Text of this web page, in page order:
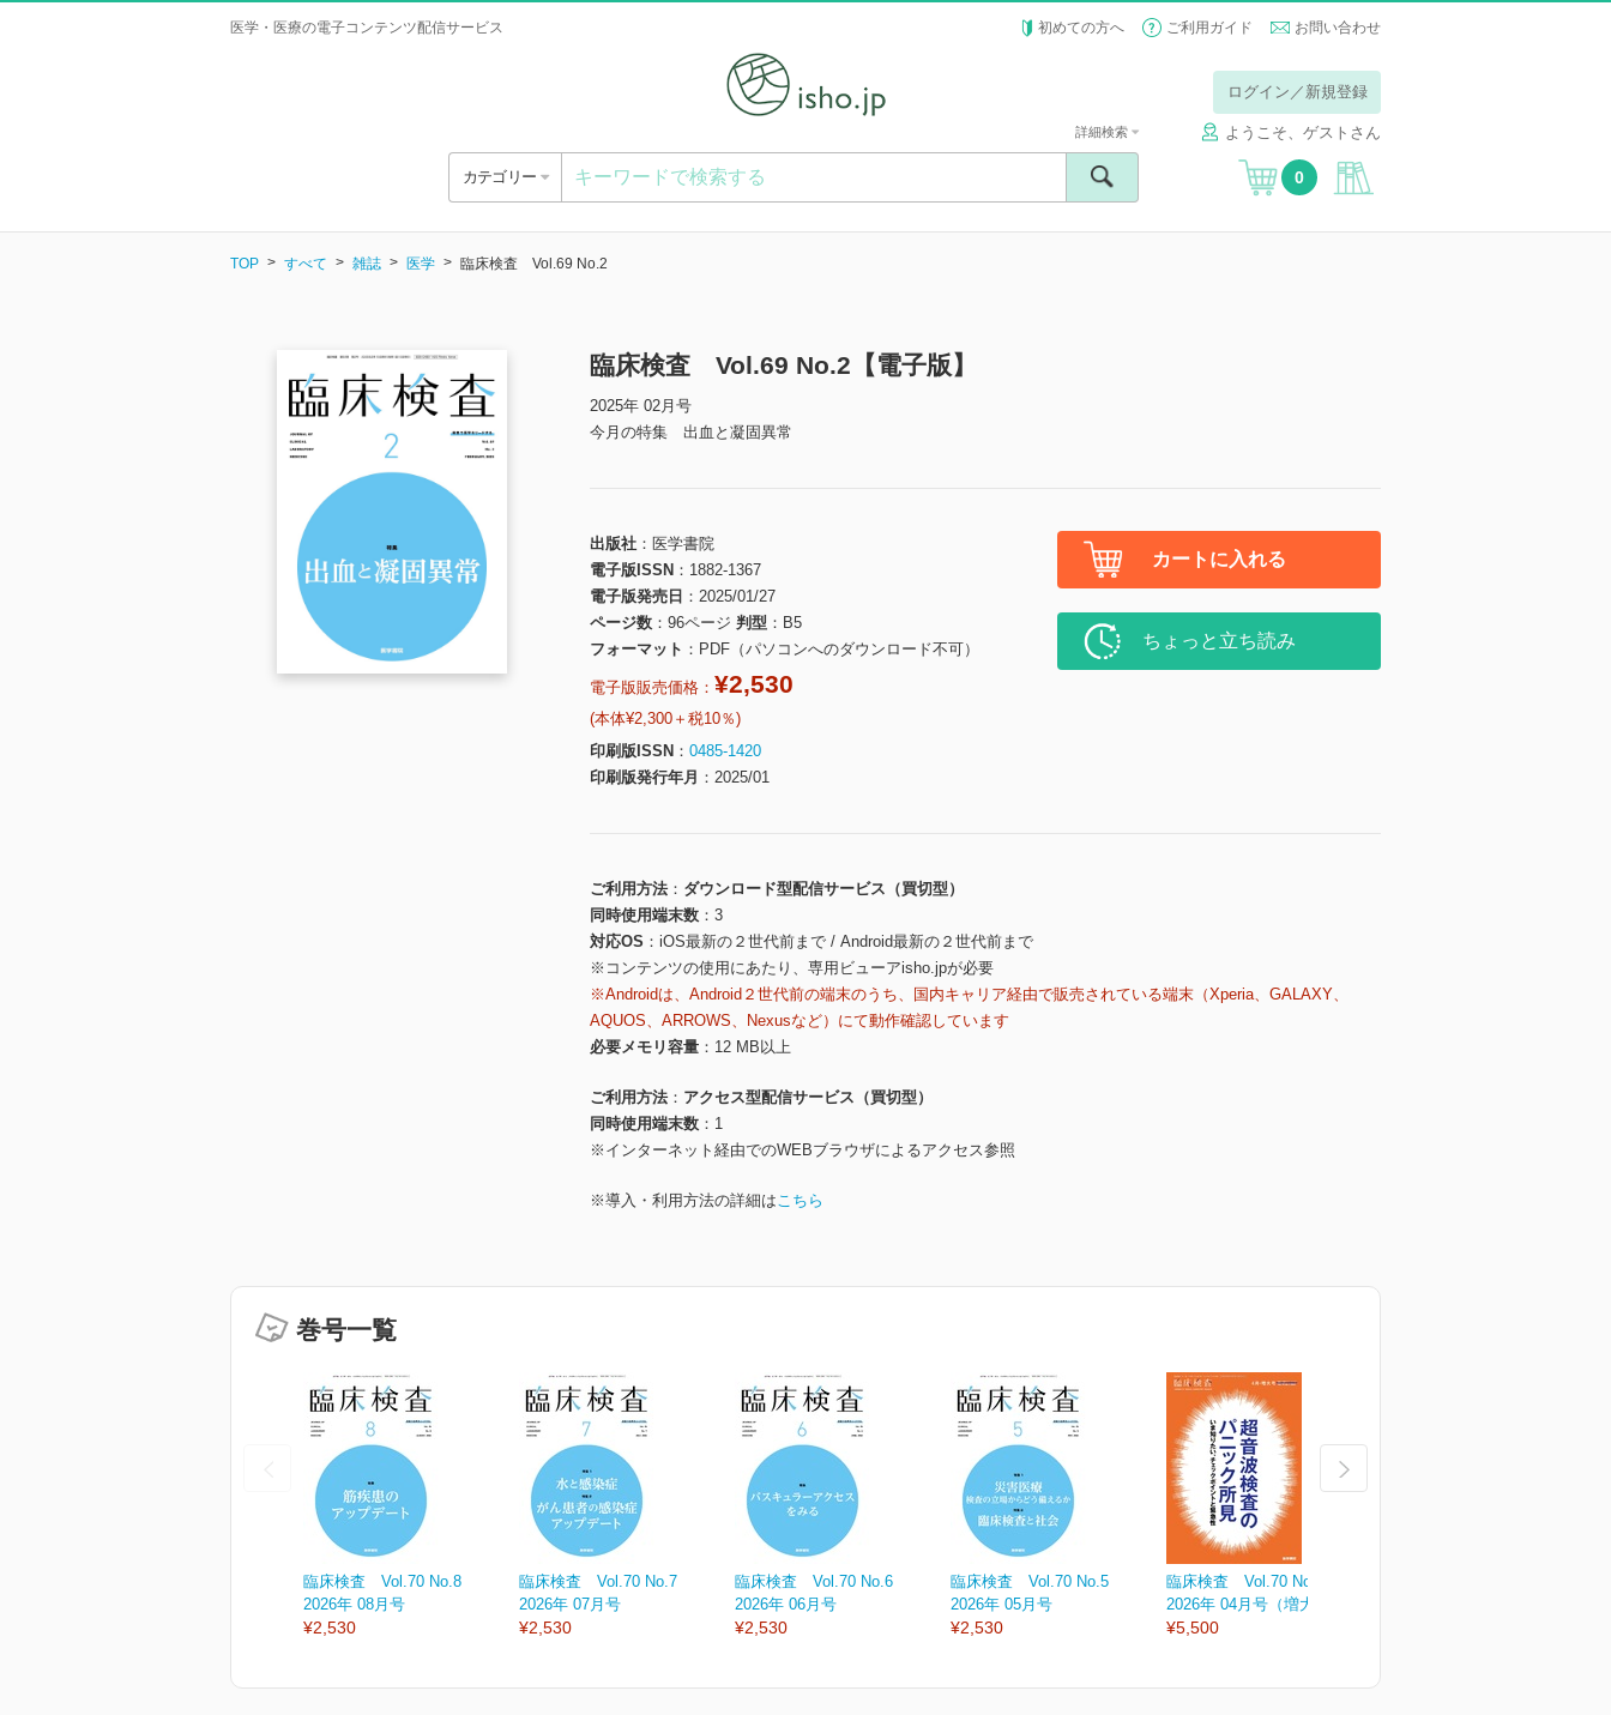
医学・医療の電子コンテンツ配信サービス 初めての方へ ご利用ガイド お問い合わせ
ログイン／新規登録
ようこそ、ゲストさん
カテゴリー
詳細検索
0
TOP すべて 雑誌 医学 臨床検査 Vol.69 No.2
臨床検査 Vol.69 No.2【電子版】
2025年 02月号
今月の特集 出血と凝固異常
出版社
医学書院
電子版ISSN
1882-1367
電子版発売日
2025/01/27
ページ数
96ページ 判型
B5
フォーマット
PDF（パソコンへのダウンロード不可）
電子版販売価格： ¥2,530
(本体¥2,300＋税10％)
印刷版ISSN
0485-1420
印刷版発行年月
2025/01
カートに入れる
ちょっと立ち読み
ご利用方法
ダウンロード型配信サービス（買切型）
同時使用端末数
3
対応OS
iOS最新の２世代前まで / Android最新の２世代前まで
※コンテンツの使用にあたり、専用ビューアisho.jpが必要
※Androidは、Android２世代前の端末のうち、国内キャリア経由で販売されている端末（Xperia、GALAXY、
AQUOS、ARROWS、Nexusなど）にて動作確認しています
必要メモリ容量
12 MB以上
ご利用方法
アクセス型配信サービス（買切型）
同時使用端末数
1
※インターネット経由でのWEBブラウザによるアクセス参照
※導入・利用方法の詳細はこちら
巻号一覧
臨床検査 Vol.70 No.8
2026年 08月号
¥2,530
臨床検査 Vol.70 No.7
2026年 07月号
¥2,530
臨床検査 Vol.70 No.6
2026年 06月号
¥2,530
臨床検査 Vol.70 No.5
2026年 05月号
¥2,530
臨床検査 Vol.70 No.4
2026年 04月号（増大号）
¥5,500